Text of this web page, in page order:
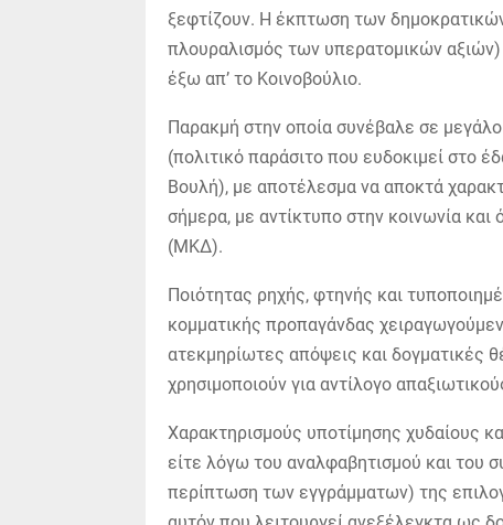
ξεφτίζουν. Η έκπτωση των
πλουραλισμός των υπερατομικών
έξω απ’ το Κοινοβούλιο.
Παρακμή στην οποία συνέβαλε σε
(πολιτικό παράσιτο που ευδοκιμεί στο
Βουλή), με αποτέλεσμα να αποκτά
σήμερα, με αντίκτυπο στην κοινωνία
(ΜΚΔ).
Ποιότητας ρηχής, φτηνής και
κομματικής προπαγάνδας
ατεκμηρίωτες απόψεις και δογματικές
χρησιμοποιούν για αντίλογο
Χαρακτηρισμούς υποτίμησης χυδαίους
είτε λόγω του αναλφαβητισμού και του
περίπτωση των εγγράμματων) της